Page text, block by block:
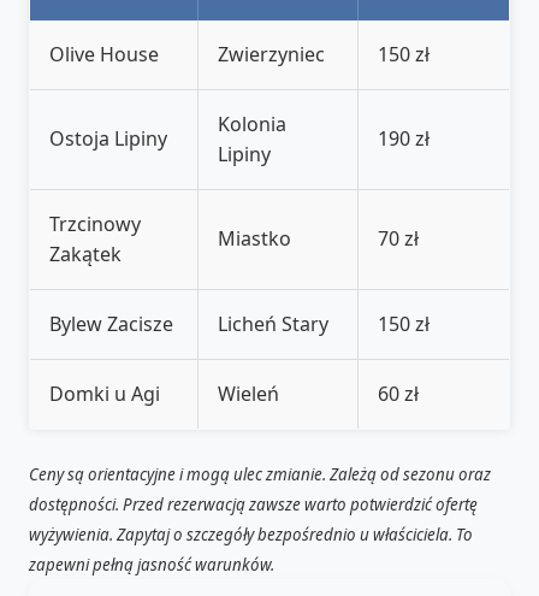
Olive House Zwierzyniec 150 zł
Ostoja Lipiny
Kolonia
Lipiny
190 zł
Trzcinowy
Zakątek
Miastko 70 zł
Bylew Zacisze Licheń Stary 150 zł
Domki u Agi Wieleń 60 zł
Ceny są orientacyjne i mogą ulec zmianie. Zależą od sezonu oraz
dostępności. Przed rezerwacją zawsze warto potwierdzić ofertę
wyżywienia. Zapytaj o szczegóły bezpośrednio u właściciela. To
zapewni pełną jasność warunków.